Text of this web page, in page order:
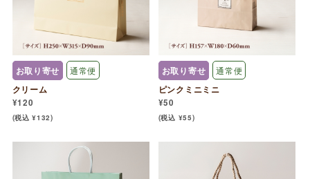
お取り寄せ 通常便
クリーム
¥120
(税込 ¥132)
お取り寄せ 通常便
ピンクミニミニ
¥50
(税込 ¥55)